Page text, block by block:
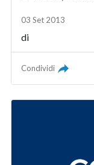
03 Set 2013
di
Condividi